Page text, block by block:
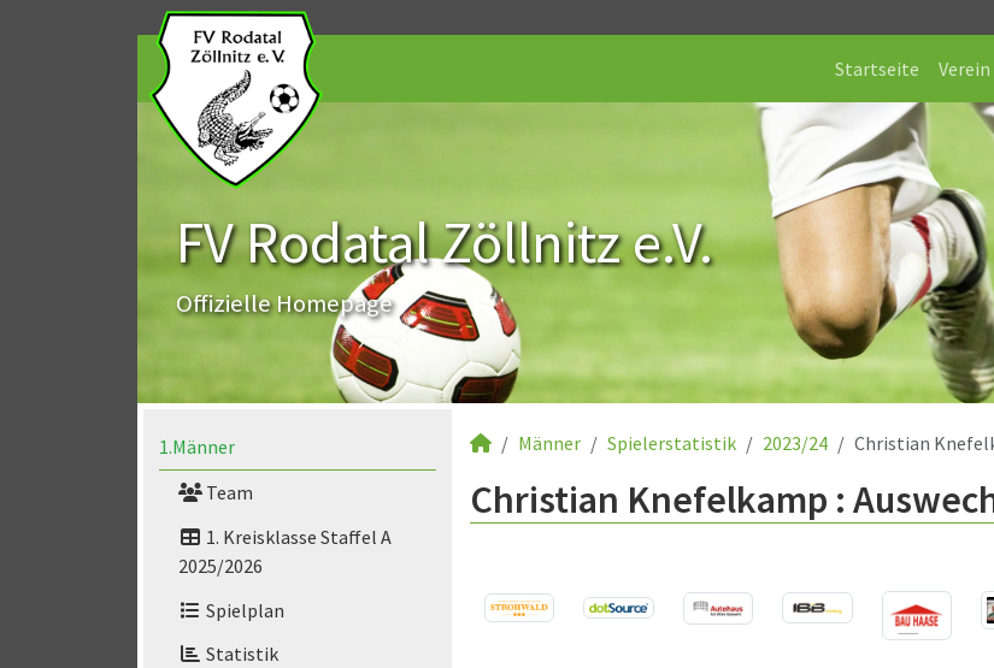
Startseite Verein
FV Rodatal Zöllnitz e.V.
Offizielle Homepage
1.Männer
Team
1. Kreisklasse Staffel A
2025/2026
Spielplan
Statistik
Männer Spielerstatistik 2023/24 Christian
Christian Knefelkamp :